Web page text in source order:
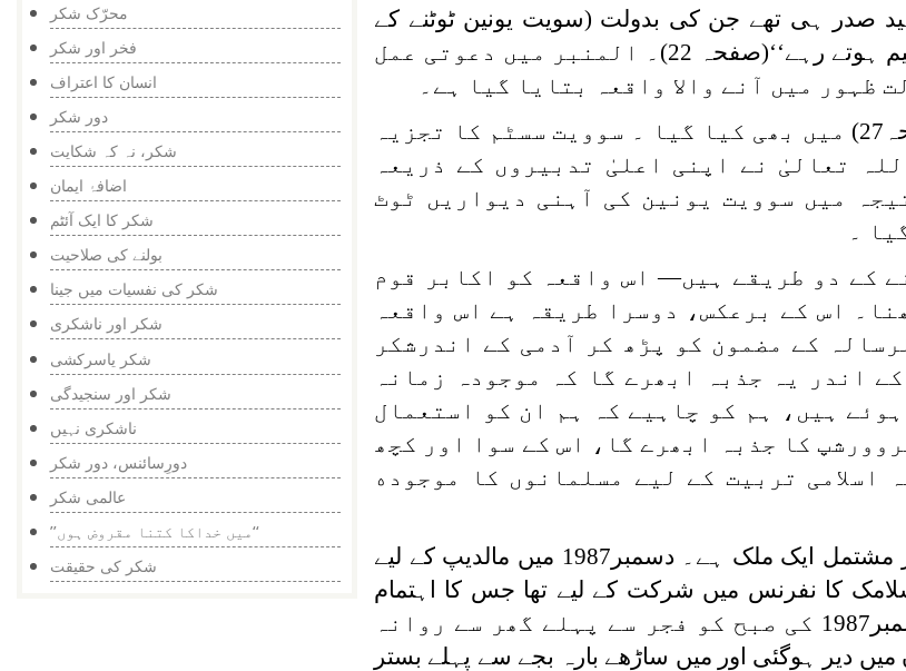
صدر ہی تھے جن کی بدولت (سویت یونین ٹوٹنے کے
بعد)قرآن مجید کے لاکھوں نسخے روس میں تقسیم ہوتے رہے‘‘(صفحہ 22)۔ المنبر میں دعوتی عمل
ظہور میں آنے والا واقعہ بتایا گیا ہے۔
اسی واقعہ کا ذکر الرسالہ (نومبر1990 ،صفحہ27) میں بھی کیا گیا ۔ سوویت سسٹم کا تجزیہ
تعالیٰ نے اپنی اعلیٰ تدبیروں کے ذریعہ
میں سوویت یونین کی آہنی دیواریں ٹوٹ
۔
کے دو طریقے ہیں— اس واقعہ کو اکابر قوم
اس کے برعکس، دوسرا طریقہ ہے اس واقعہ
کے مضمون کو پڑھ کر آدمی کے اندرشکر
اندر یہ جذبہ ابھرے گا کہ موجودہ زمانہ
ہیں، ہم کو چاہیے کہ ہم ان کو استعمال
کا جذبہ ابھرے گا، اس کے سوا اور کچھ
اسلامی تربیت کے لیے مسلمانوں کا موجوده
جمہوریہ مالدیپ بحر ہند میں واقع جزائر پر مشتمل ایک ملک ہے۔ دسمبر1987 میں مالدیپ کے لیے
کا نفرنس میں شرکت کے لیے تھا جس کا اہتمام
حکومت مالدیپ کے تعاون سے کیا گیا تھا۔ 5 دسمبر1987 کی صبح کو فجر سے پہلے گھر سے روانہ
میں دیر ہوگئی اور میں ساڑھے بارہ بجے سے پہلے بستر
محرّک شکر
فخر اور شکر
انسان کا اعتراف
دور شکر
شکر، نہ کہ شکایت
اضافۂ ایمان
شکر کا ایک آئٹم
بولنے کی صلاحیت
شکر کی نفسیات میں جینا
شکر اور ناشکری
شکر یاسرکشی
شکر اور سنجیدگی
ناشکری نہیں
دورِسائنس، دور شکر
عالمی شکر
’’میں خداکا کتنا مقروض ہوں‘‘
شکر کی حقیقت